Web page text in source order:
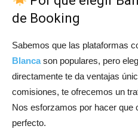
de Booking
Sabemos que las plataformas
Blancason populares, pero
directamente te da ventajas
comisiones, te ofrecemos un
Nos esforzamos por hacer que
perfecto.